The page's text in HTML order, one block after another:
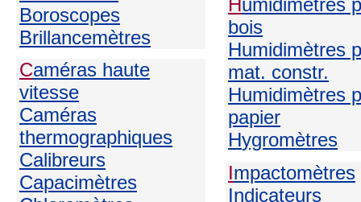
Boroscopes
Brillancemètres
Caméras haute
vitesse
Caméras
thermographiques
Calibreurs
Capacimètres
Humidimètres
bois
Humidimètres
mat. constr.
Humidimètres
papier
Hygromètres
Impactomètres
Indicateurs